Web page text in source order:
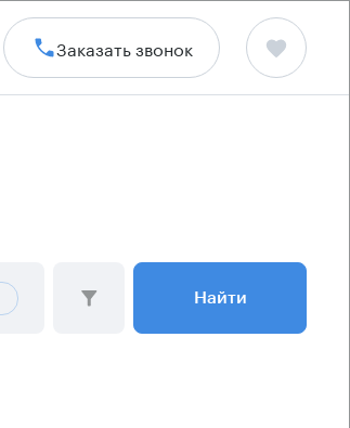
Заказать звонок
Найти